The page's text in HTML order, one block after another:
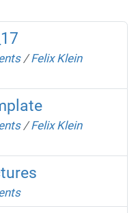
/Felix Klein
/Felix Klein